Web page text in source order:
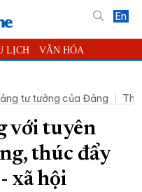
En
LỊCH VĂN HÓA
BẠN ĐỌC PHÓNG SỰ
ĐỌC BÁO ONLINE
tư tưởng của Đảng
với tuyên
thúc đẩy
xã hội